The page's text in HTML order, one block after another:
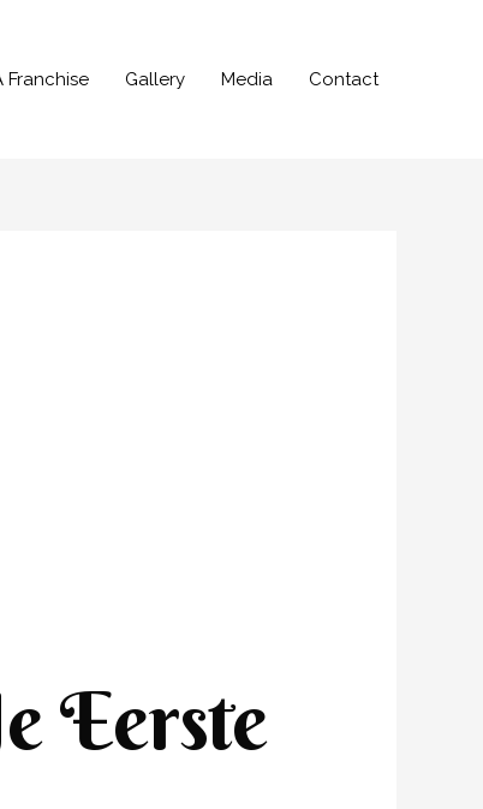
Franchise Gallery Media Contact
Eerste